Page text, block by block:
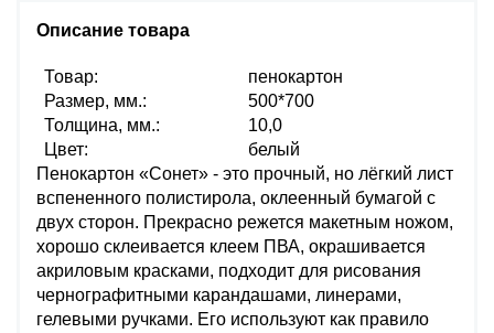
Описание товара
Товар:
пенокартон
Размер, мм.:
500*700
Толщина, мм.:
10,0
Цвет:
белый
Пенокартон «Сонет» - это прочный, но лёгкий лист
вспененного полистирола, оклеенный бумагой с
двух сторон. Прекрасно режется макетным ножом,
хорошо склеивается клеем ПВА, окрашивается
акриловым красками, подходит для рисования
чернографитными карандашами, линерами,
гелевыми ручками. Его используют как правило